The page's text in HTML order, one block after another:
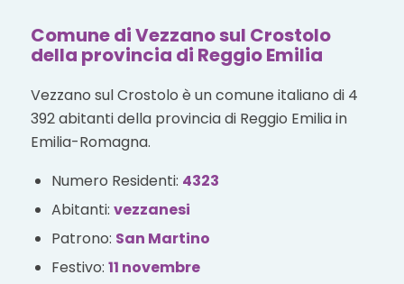
Comune di Vezzano sul Crostolo
della provincia di Reggio Emilia
Vezzano sul Crostolo è un comune italiano di 4
392 abitanti della provincia di Reggio Emilia in
Emilia-Romagna.
Numero Residenti: 4323
Abitanti: vezzanesi
Patrono: San Martino
Festivo: 11 novembre